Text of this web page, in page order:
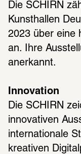
Die SCHIRN
Kunsthallen
2023 über eine
an. Ihre
anerkannt.
Innovation
Die SCHIRN
innovativen
internationale
kreativen